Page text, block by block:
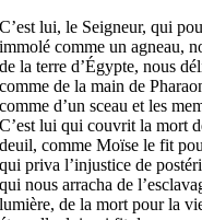
C’est lui, le Seigneur, qui
immolé comme un agneau,
de la terre d’Égypte, nous
comme de la main de
comme d’un sceau et les
C’est lui qui couvrit la mort
deuil, comme Moïse le fit
qui priva l’injustice de
qui nous arra­cha de
lumière, de la mort pour la